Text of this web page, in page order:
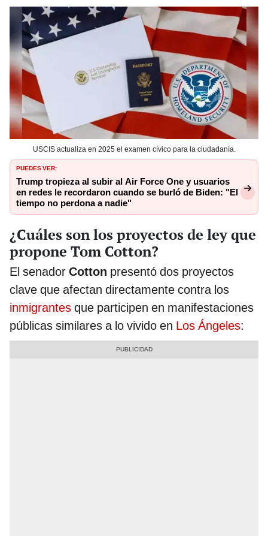
USCIS actualiza en 2025 el examen cívico para la ciudadanía.
PUEDES VER:
Trump tropieza al subir al Air Force One y usuarios
en redes le recordaron cuando se burló de Biden: "El
tiempo no perdona a nadie"
¿Cuáles son los proyectos de ley que
propone Tom Cotton?
El senador Cotton presentó dos proyectos
clave que afectan directamente contra los
inmigrantes que participen en manifestaciones
públicas similares a lo vivido en Los Ángeles: